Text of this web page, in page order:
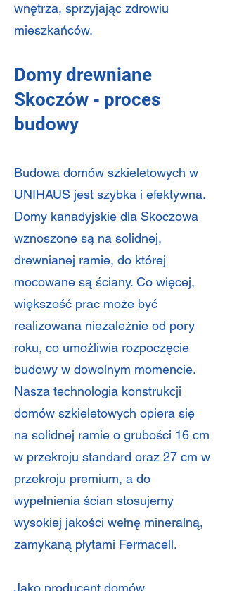
wnętrza, sprzyjając zdrowiu
mieszkańców.
Domy drewniane
Skoczów - proces
budowy
Budowa domów szkieletowych w
UNIHAUS jest szybka i efektywna.
Domy kanadyjskie dla Skoczowa
wznoszone są na solidnej,
drewnianej ramie, do której
mocowane są ściany. Co więcej,
większość prac może być
realizowana niezależnie od pory
roku, co umożliwia rozpoczęcie
budowy w dowolnym momencie.
Nasza technologia konstrukcji
domów szkieletowych opiera się
na solidnej ramie o grubości 16 cm
w przekroju standard oraz 27 cm w
przekroju premium, a do
wypełnienia ścian stosujemy
wysokiej jakości wełnę mineralną,
zamykaną płytami Fermacell.
Jako producent domów